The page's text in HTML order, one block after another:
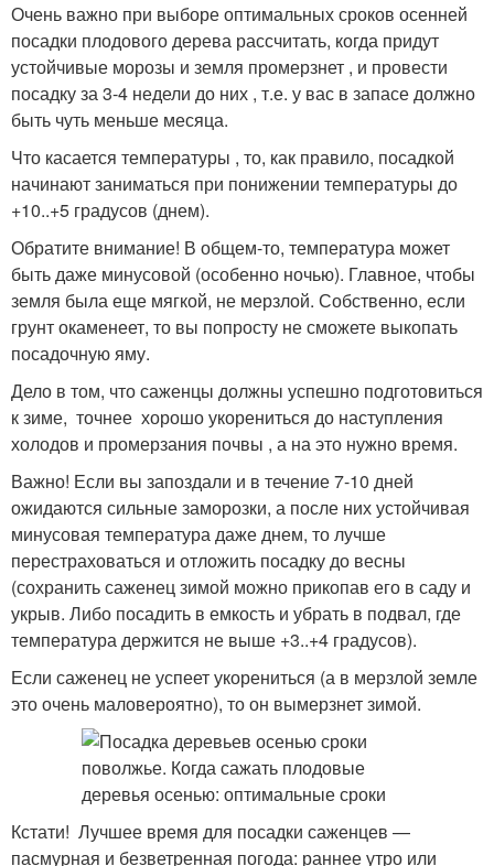
Очень важно при выборе оптимальных сроков осенней
посадки плодового дерева рассчитать, когда придут
устойчивые морозы и земля промерзнет , и провести
посадку за 3-4 недели до них , т.е. у вас в запасе должно
быть чуть меньше месяца.
Что касается температуры , то, как правило, посадкой
начинают заниматься при понижении температуры до
+10..+5 градусов (днем).
Обратите внимание! В общем-то, температура может
быть даже минусовой (особенно ночью). Главное, чтобы
земля была еще мягкой, не мерзлой. Собственно, если
грунт окаменеет, то вы попросту не сможете выкопать
посадочную яму.
Дело в том, что саженцы должны успешно подготовиться
к зиме, точнее хорошо укорениться до наступления
холодов и промерзания почвы , а на это нужно время.
Важно! Если вы запоздали и в течение 7-10 дней
ожидаются сильные заморозки, а после них устойчивая
минусовая температура даже днем, то лучше
перестраховаться и отложить посадку до весны
(сохранить саженец зимой можно прикопав его в саду и
укрыв. Либо посадить в емкость и убрать в подвал, где
температура держится не выше +3..+4 градусов).
Если саженец не успеет укорениться (а в мерзлой земле
это очень маловероятно), то он вымерзнет зимой.
Кстати! Лучшее время для посадки саженцев —
пасмурная и безветренная погода: раннее утро или